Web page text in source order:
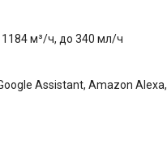
1184 м³/ч, до 340 мл/ч
Assistant, Amazon Alexa,